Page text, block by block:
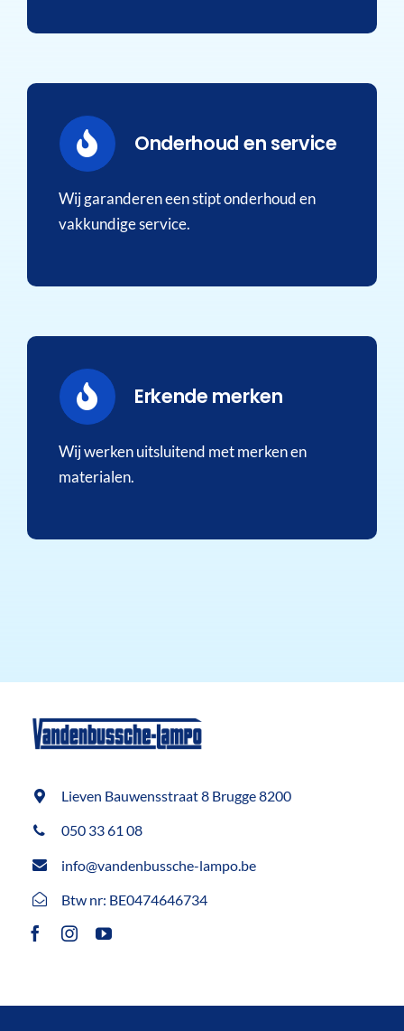
Onderhoud en service
Wij garanderen een stipt onderhoud en
vakkundige service.
Erkende merken
Wij werken uitsluitend met merken en
materialen.
Lieven Bauwensstraat 8 Brugge 8200
050 33 61 08
info@vandenbussche-lampo.be
Btw nr: BE0474646734